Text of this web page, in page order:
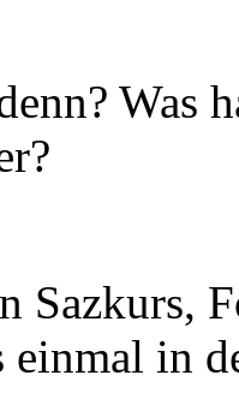
Was
Sazkurs,
einmal in